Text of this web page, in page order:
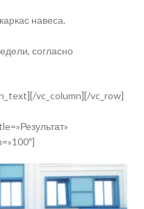
навеса.
согласно
vc_column][/vc_row]